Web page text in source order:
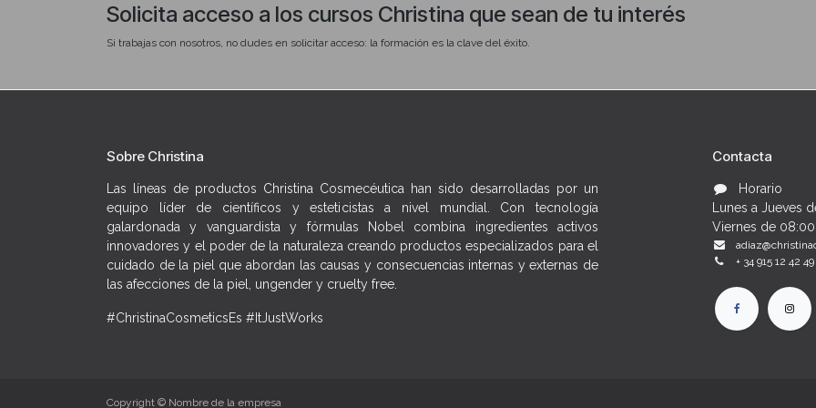
de amplio espectro.
¿Qué veremos?
→ Cómo argumentar el valor del SPF diario a tu clienta y convertirlo en un paso innegociable de su rutina para fidelizarla con resultados
visibles y duraderos
Solicita acceso a los cursos Christina que sean de tu interés
Si trabajas con nosotros, no dudes en solicitar acceso: la formación es la clave del éxito.
Sobre Christina
Las líneas de productos Christina Cosmecéutica han sido desarrolladas por un
equipo líder de científicos y esteticistas a nivel mundial. Con tecnología
galardonada y vanguardista y fórmulas Nobel combina ingredientes activos
innovadores y el poder de la naturaleza creando productos especializados para el
cuidado de la piel que abordan las causas y consecuencias internas y externas de
las afecciones de la piel, ungender y cruelty free.
#ChristinaCosmeticsEs #ItJustWorks
Contacta
Horario
Lunes a Jueves
Viernes de 08:00
+ 34 915 12 42 49
Copyright © Nombre de la empresa